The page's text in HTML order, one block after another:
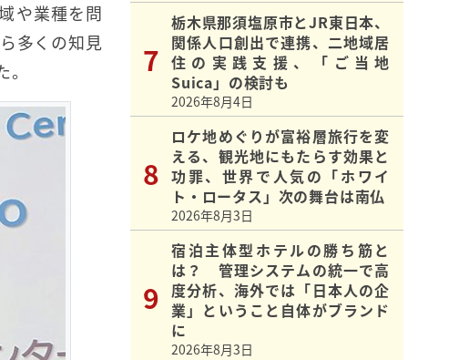
や業種を問
多くの知見
栃木県那須塩原市とJR東日本、
関係人口創出で連携、二地域居
住の実践支援、「ご当地
Suica」の検討も
2026年8月4日
ロケ地めぐりが富裕層旅行を変
える、観光地にもたらす効果と
功罪、世界で人気の「ホワイ
ト・ロータス」次の舞台は南仏
2026年8月3日
宿泊主体型ホテルの勝ち筋と
は？ 管理システムの統一で高
度分析、海外では「日本人の企
業」ということ自体がブランド
に
2026年8月3日